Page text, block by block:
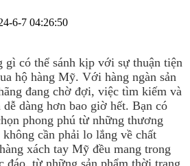
6-7 04:26:50
gì có thể sánh kịp với sự thuận tiện
hộ hàng Mỹ. Với hàng ngàn sản
đang chờ đợi, việc tìm kiếm và
dàng hơn bao giờ hết. Bạn có
phong phú từ những thương
cần phải lo lắng về chất
xách tay Mỹ đều mang trong
đáo, từ những sản phẩm thời trang